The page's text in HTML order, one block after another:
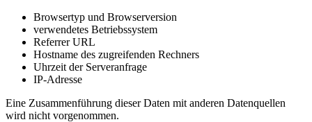
Browsertyp und Browserversion
verwendetes Betriebssystem
Referrer URL
Hostname des zugreifenden Rechners
Uhrzeit der Serveranfrage
IP-Adresse
Eine Zusammenführung dieser Daten mit anderen Datenquellen
wird nicht vorgenommen.